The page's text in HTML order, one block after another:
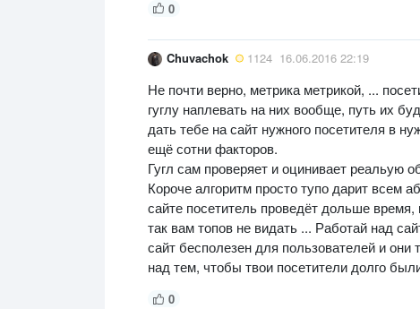
0
Chuvachok 1124 16.06.2016 22:19
Не почти верно, метрика метрикой, ...
гуглу наплевать на них вообще, путь их
дать тебе на сайт нужного посетителя в
ещё сотни факторов.
Гугл сам проверяет и оцинивает реальую
Короче алгоритм просто тупо дарит всем
сайте посетитель проведёт дольше
так вам топов не видать ... Работай над
сайт бесполезен для пользователей и
над тем, чтобы твои посетители долго
0